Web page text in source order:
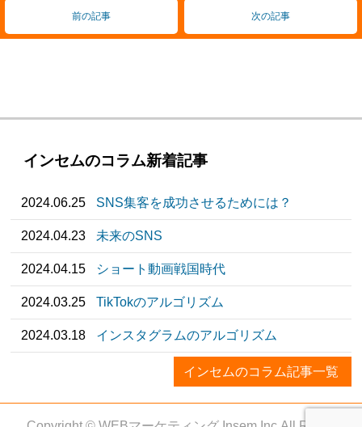
前の記事 次の記事
インセムのコラム新着記事
2024.06.25 SNS集客を成功させるためには？
2024.04.23 未来のSNS
2024.04.15 ショート動画戦国時代
2024.03.25 TikTokのアルゴリズム
2024.03.18 インスタグラムのアルゴリズム
インセムのコラム記事一覧